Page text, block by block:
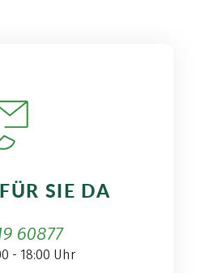
SIE DA
60877
- 18:00 Uhr